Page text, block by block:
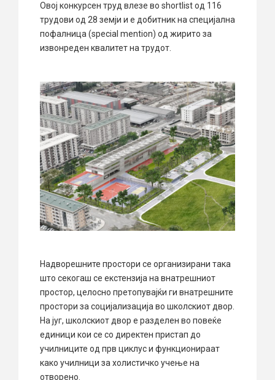
Овој конкурсен труд влезе во shortlist од 116
трудови од 28 земји и е добитник на специјална
пофалница (special mention) од жирито за
извонреден квалитет на трудот.
Надворешните простори се организирани така
што секогаш се екстензија на внатрешниот
простор, целосно претопувајќи ги внатрешните
простори за социјализација во школскиот двор.
На југ, школскиот двор е разделен во повеќе
единици кои се со директен пристап до
училниците од прв циклус и функционираат
како училници за холистичко учење на
отворено.